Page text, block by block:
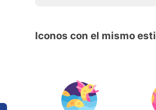
Iconos con el mismo